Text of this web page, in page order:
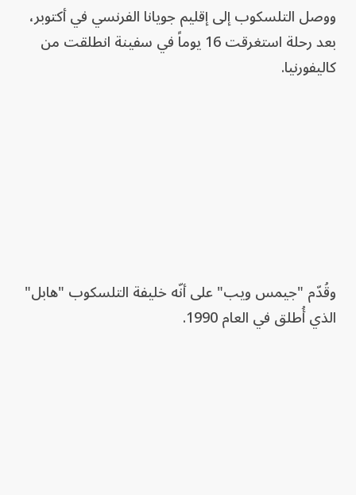
ووصل التلسكوب إلى إقليم جويانا الفرنسي في أكتوبر،
بعد رحلة استغرقت 16 يوماً في سفينة انطلقت من
كاليفورنيا.
وقُدّم "جيمس ويب" على أنّه خليفة التلسكوب "هابل"
الذي أُطلق في العام 1990.